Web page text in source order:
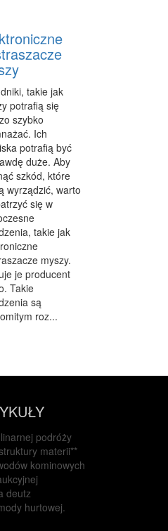
takie jak
potrafią się
szybko
Ich
potrafią być
duże. Aby
szkód, które
wyrządzić, warto
się w
takie jak
myszy.
je producent
Takie
są
roz...
podróży
materii**
kominowych
deutz
hurtowej.